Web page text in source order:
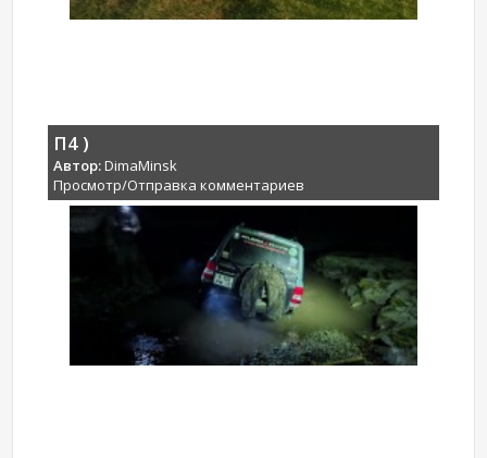
П4 )
Автор:DimaMinsk
Просмотр/Отправка комментариев